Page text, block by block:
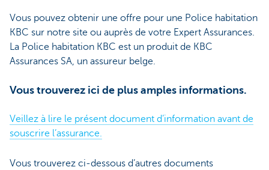
Vous pouvez obtenir une offre pour une Police habitation
KBC sur notre site ou auprès de votre Expert Assurances.
La Police habitation KBC est un produit de KBC
Assurances SA, un assureur belge.
Vous trouverez ici de plus amples informations.
Veillez à lire le présent document d’information avant de
souscrire l’assurance.
Vous trouverez ci-dessous d’autres documents